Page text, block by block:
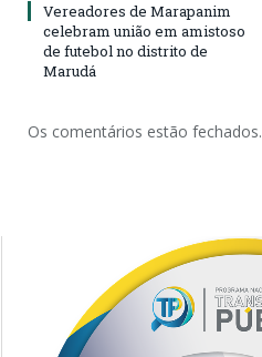
Vereadores de Marapanim
celebram união em amistoso
de futebol no distrito de
Marudá
Os comentários estão fechados.